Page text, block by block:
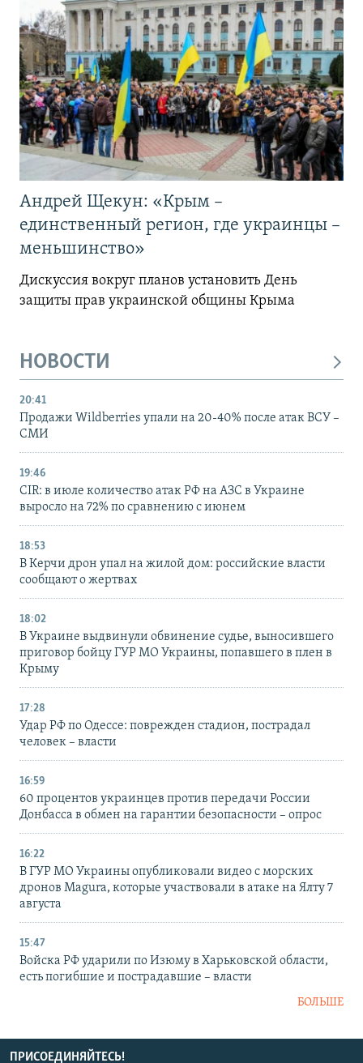
Андрей Щекун: «Крым –
единственный регион, где украинцы –
меньшинство»
Дискуссия вокруг планов установить День
защиты прав украинской общины Крыма
НОВОСТИ
20:41
Продажи Wildberries упали на 20-40% после атак ВСУ –
СМИ
19:46
CIR: в июле количество атак РФ на АЗС в Украине
выросло на 72% по сравнению с июнем
18:53
В Керчи дрон упал на жилой дом: российские власти
сообщают о жертвах
18:02
В Украине выдвинули обвинение судье, выносившего
приговор бойцу ГУР МО Украины, попавшего в плен в
Крыму
17:28
Удар РФ по Одессе: поврежден стадион, пострадал
человек – власти
16:59
60 процентов украинцев против передачи России
Донбасса в обмен на гарантии безопасности – опрос
16:22
В ГУР МО Украины опубликовали видео с морских
дронов Magura, которые участвовали в атаке на Ялту 7
августа
15:47
Войска РФ ударили по Изюму в Харьковской области,
есть погибшие и пострадавшие – власти
БОЛЬШЕ
ПРИСОЕДИНЯЙТЕСЬ!